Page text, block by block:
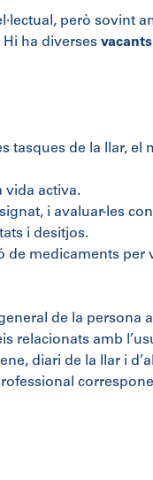
però sovint
ha diverses vacants
tasques de la llar, el
vida activa.
i avaluar-les
i desitjos.
de medicaments per
de la persona
relacionats amb
diari de la llar i